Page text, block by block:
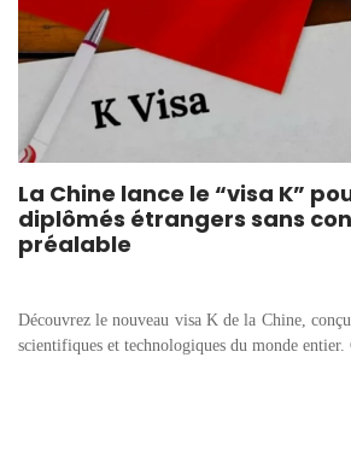
La Chine lance le “visa K”
diplômés étrangers sans
préalable
Découvrez le nouveau visa K de la Chine,
scientifiques et technologiques du monde entier.